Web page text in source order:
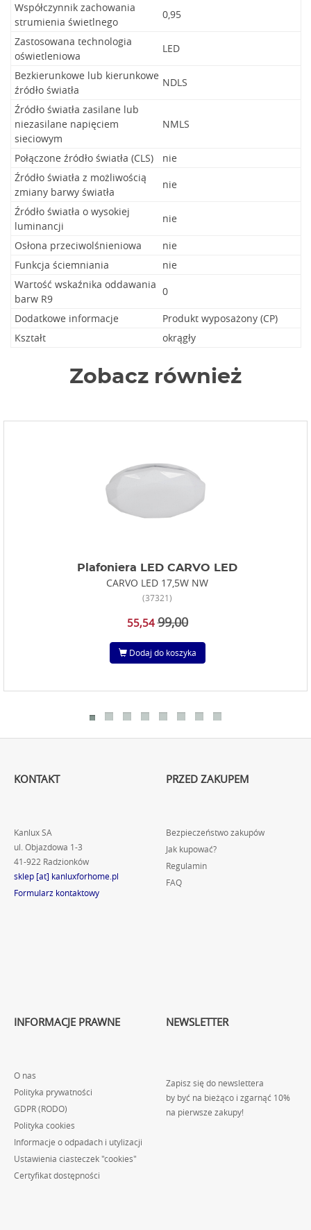
Współczynnik zachowania
strumienia świetlnego
0,95
Zastosowana technologia
oświetleniowa
LED
Bezkierunkowe lub kierunkowe
źródło światła
NDLS
Źródło światła zasilane lub
niezasilane napięciem
sieciowym
NMLS
Połączone źródło światła (CLS)
nie
Źródło światła z możliwością
zmiany barwy światła
nie
Źródło światła o wysokiej
luminancji
nie
Osłona przeciwolśnieniowa
nie
Funkcja ściemniania
nie
Wartość wskaźnika oddawania
barw R9
0
Dodatkowe informacje
Produkt wyposażony (CP)
Kształt
okrągły
Zobacz również
Plafoniera LED CARVO LED
CARVO LED 17,5W NW
(37321)
55,54 99,00
Dodaj do koszyka
KONTAKT
Kanlux SA
ul. Objazdowa 1-3
41-922 Radzionków
sklep [at] kanluxforhome.pl
Formularz kontaktowy
PRZED ZAKUPEM
Bezpieczeństwo zakupów
Jak kupować?
Regulamin
FAQ
INFORMACJE PRAWNE
O nas
Polityka prywatności
GDPR (RODO)
Polityka cookies
Informacje o odpadach i utylizacji
Ustawienia ciasteczek "cookies"
Certyfikat dostępności
NEWSLETTER
Zapisz się do newslettera
by być na bieżąco i zgarnąć 10%
na pierwsze zakupy!